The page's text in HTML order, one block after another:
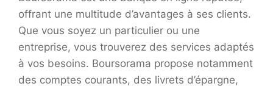
offrant une multitude d’avantages à ses clients.
Que vous soyez un particulier ou une
entreprise, vous trouverez des services adaptés
à vos besoins. Boursorama propose notamment
des comptes courants, des livrets d’épargne,